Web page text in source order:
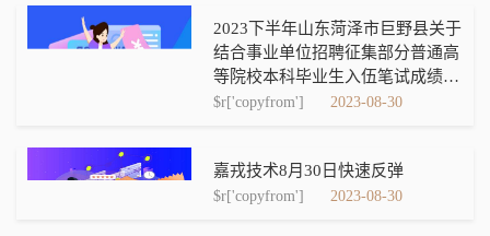
2023下半年山东菏泽市巨野县关于
结合事业单位招聘征集部分普通高
等院校本科毕业生入伍笔试成绩公
告
$r['copyfrom'] 2023-08-30
嘉戎技术8月30日快速反弹
$r['copyfrom'] 2023-08-30